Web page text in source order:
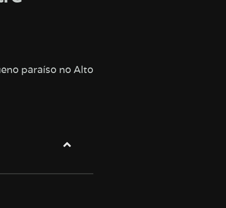
paraíso no Alto